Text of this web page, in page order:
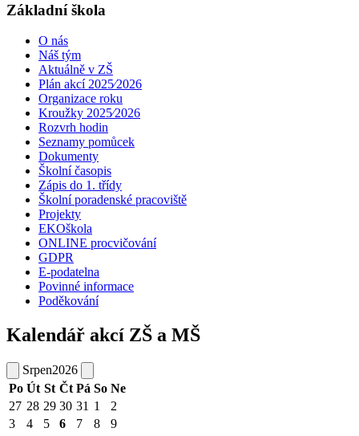
Základní škola
O nás
Náš tým
Aktuálně v ZŠ
Plán akcí 2025⁄2026
Organizace roku
Kroužky 2025⁄2026
Rozvrh hodin
Seznamy pomůcek
Dokumenty
Školní časopis
Zápis do 1. třídy
Školní poradenské pracoviště
Projekty
EKOškola
ONLINE procvičování
GDPR
E-podatelna
Povinné informace
Poděkování
Kalendář akcí ZŠ a MŠ
Srpen2026
Po Út St Čt Pá So Ne
27 28 29 30 31 1
2
3
4 5 6 7 8
9